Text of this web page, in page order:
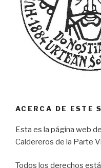
ACERCA DE ESTE
Esta es la página web
Caldereros de la Parte
Todos los derechos